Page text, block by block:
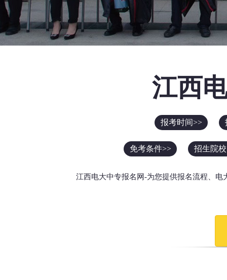
江西
报考时间>>
免考条件>> 招生院
江西电大中专报名网-为您提供报名流程、